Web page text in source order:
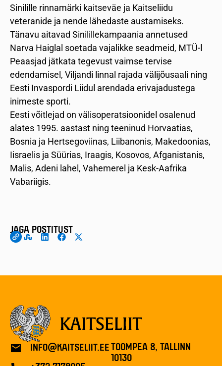
Sinilille rinnamärki kaitseväe ja Kaitseliidu
veteranide ja nende lähedaste austamiseks.
Tänavu aitavad Sinilillekampaania annetused
Narva Haiglal soetada vajalikke seadmeid, MTÜ-l
Peaasjad jätkata tegevust vaimse tervise
edendamisel, Viljandi linnal rajada välijõusaali ning
Eesti Invaspordi Liidul arendada erivajadustega
inimeste sporti.
Eesti võitlejad on välisoperatsioonidel osalenud
alates 1995. aastast ning teeninud Horvaatias,
Bosnia ja Hertsegoviinas, Liibanonis, Makedoonias,
Iisraelis ja Süürias, Iraagis, Kosovos, Afganistanis,
Malis, Adeni lahel, Vahemerel ja Kesk-Aafrika
Vabariigis.
JAGA POSTITUST
INFO@KAITSELIIT.EE TOOMPEA 8, TALLINN
10130